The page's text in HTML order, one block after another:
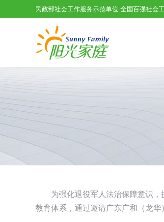
民政部社会工作服务示范单位·全国百强社会
为强化退役军人法治保障意识
教育体系，通过邀请广东广和（龙